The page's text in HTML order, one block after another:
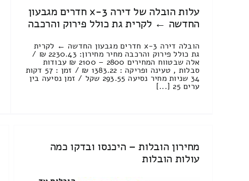
עלות הובלה של דירה 3-x חדרים מגבעון
החדשה ← לקרית גת כולל פירוק והרכבה
הובלה דירה 3-x חדרים מגבעון החדשה ← לקרית
גת כולל פירוק והרכבה מחיר מחירון: 2230.43 ₪ /
אלה שבטווח המחירים 2800 – 2100 ₪ עבודות
סבלות , טעינה ופריקה : 1383.22 ₪ / זמן : 57 דקות
34 שניות מחיר נסיעה 293.55 שקל / זמן נסיעה בין
ערים 25 [...]
מחירון הובלות – היכנסו ובדקו כמה
עולות הובלות